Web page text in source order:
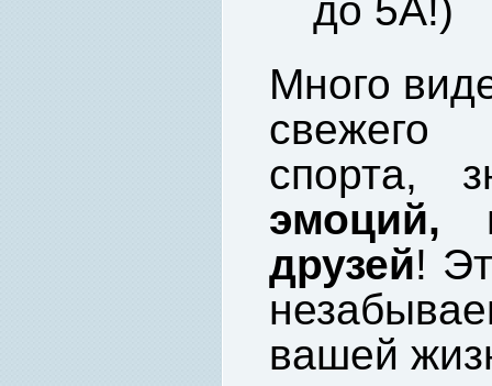
до 5А!)
Много
спорта,
эмоций,
друзей!
вашей